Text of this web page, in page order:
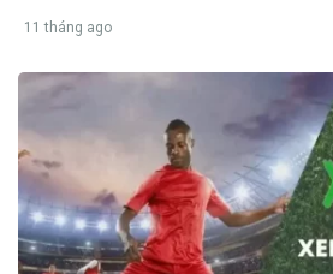
11 tháng ago